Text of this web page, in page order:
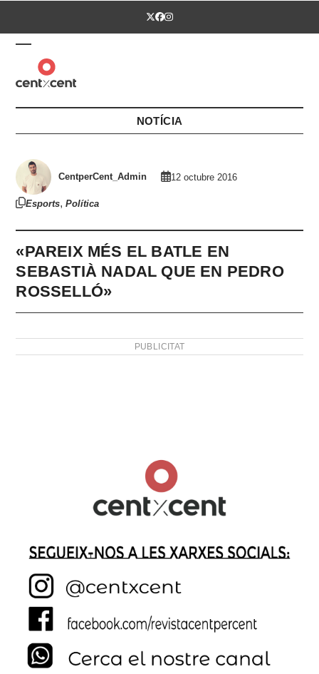
Twitter
Facebook
Instagram
Open
mobile
menu
Close
mobile
menu
NOTÍCIA
CentperCent_Admin 12 octubre 2016
Esports,Política
«PAREIX MÉS EL BATLE EN
SEBASTIÀ NADAL QUE EN PEDRO
ROSSELLÓ»
PUBLICITAT